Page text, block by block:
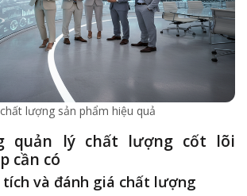
lượng sản phẩm hiệu quả
quản lý chất lượng cốt lõi
cần có
tích và đánh giá chất lượng